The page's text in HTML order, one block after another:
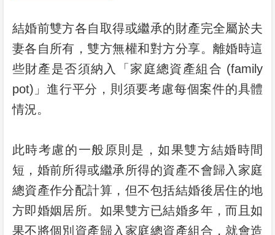
結婚前雙方各自取得或繼承的財產完全屬於夫
妻各自所有，雙方無權和對方分享。離婚時這
些財產是否須納入「家庭總資產組合 (family
pot)」進行平分，則須要考慮每個案件的具體
情況。
此時考慮的一般原則是，如果雙方結婚時間
短，婚前所得或繼承所得的資產不會歸入家庭
總資產作分配計算，但不包括結婚後居住的地
方即婚姻居所。如果雙方已結婚多年，而且如
果不將個別資產歸入家庭總資產組合，就會造